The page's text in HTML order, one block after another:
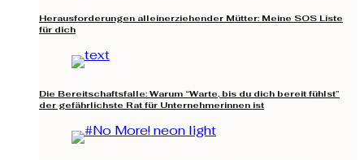
Herausforderungen alleinerziehender Mütter: Meine SOS Liste
für dich
Die Bereitschaftsfalle: Warum “Warte, bis du dich bereit fühlst”
der gefährlichste Rat für Unternehmerinnen ist